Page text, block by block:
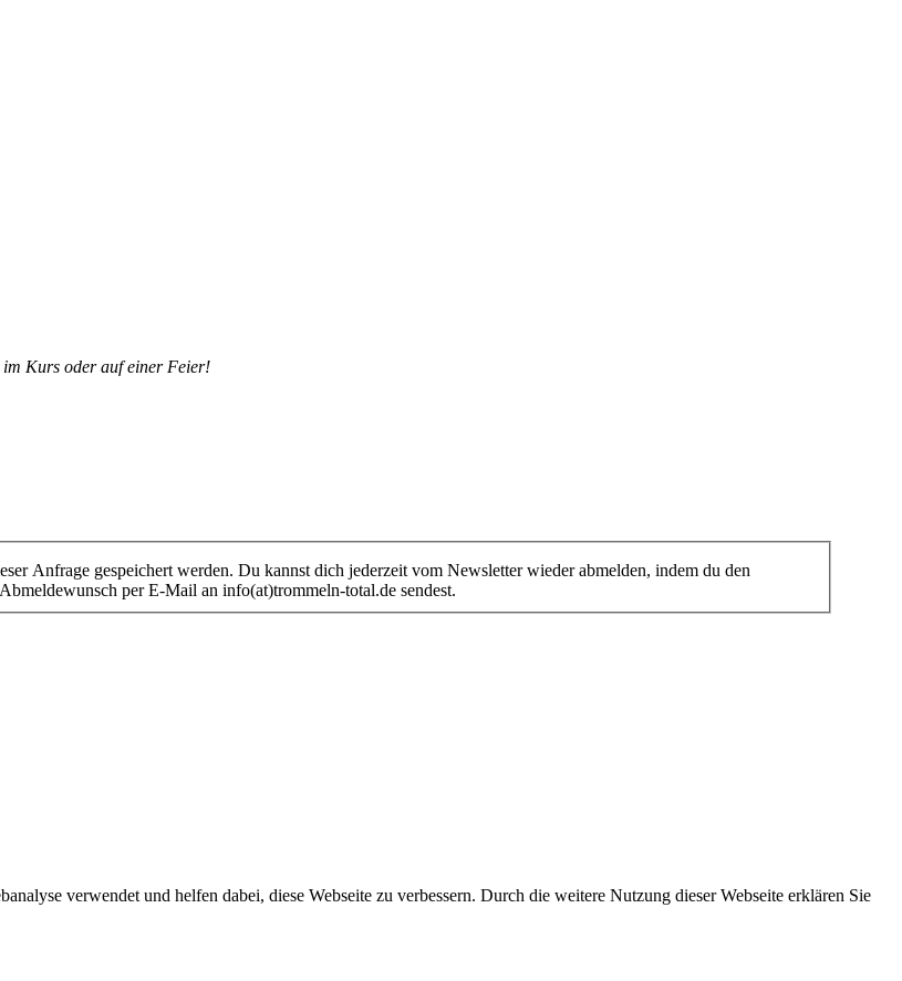
im Kurs oder auf einer Feier!
Anfrage gespeichert werden. Du kannst dich jederzeit vom Newsletter wieder abmelden, indem du den
per E-Mail an info(at)trommeln-total.de sendest.
verwendet und helfen dabei, diese Webseite zu verbessern. Durch die weitere Nutzung dieser Webseite erklären Sie